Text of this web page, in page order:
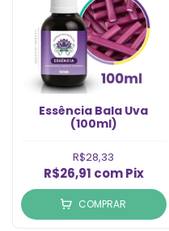
Essência Bala Uva
(100ml)
R$28,33
R$26,91 com Pix
COMPRAR